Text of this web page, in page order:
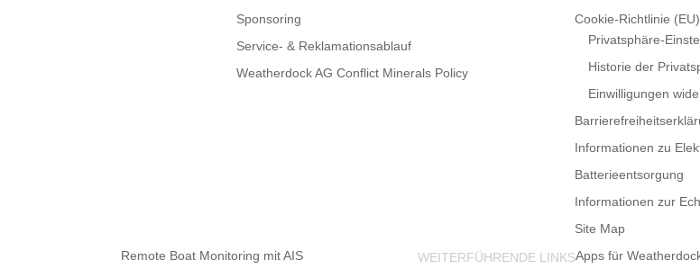
Sponsoring
Service- & Reklamationsablauf
Weatherdock AG Conflict Minerals Policy
Cookie-Richtlinie (EU)
Privatsphäre-
Historie der
Einwilligungen
Informationen zu
Batterieentsorgung
Informationen zur
Site Map
Remote Boat Monitoring mit AIS
WEITERFÜHRENDE LINKSApps für